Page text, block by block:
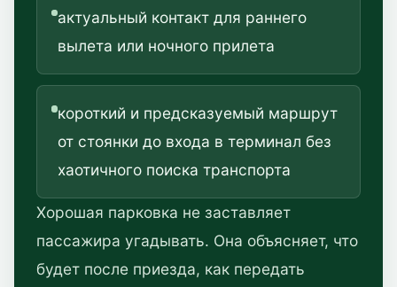
актуальный контакт для раннего
вылета или ночного прилета
короткий и предсказуемый маршрут
от стоянки до входа в терминал без
хаотичного поиска транспорта
Хорошая парковка не заставляет
пассажира угадывать. Она объясняет, что
будет после приезда, как передать